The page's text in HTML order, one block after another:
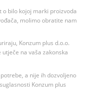
o bilo kojoj marki proizvoda
molimo obratite nam
Konzum plus d.o.o.
na vaša zakonska
a nije ih dozvoljeno
Konzum plus